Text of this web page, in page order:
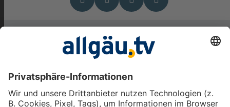
Das könnte Dich auch
interessieren